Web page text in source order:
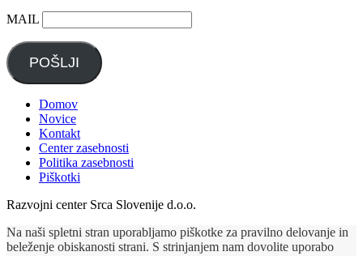
MAIL
POŠLJI
Domov
Novice
Kontakt
Center zasebnosti
Politika zasebnosti
Piškotki
Razvojni center Srca Slovenije d.o.o.
Na naši spletni stran uporabljamo piškotke za pravilno delovanje in
beleženje obiskanosti strani. S strinjanjem nam dovolite uporabo